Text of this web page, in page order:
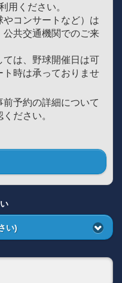
用ください。
コンサートなど）は
共交通機関でのご来
ては、野球開催日は可
時は承っておりませ
予約の詳細について
ださい。
い)